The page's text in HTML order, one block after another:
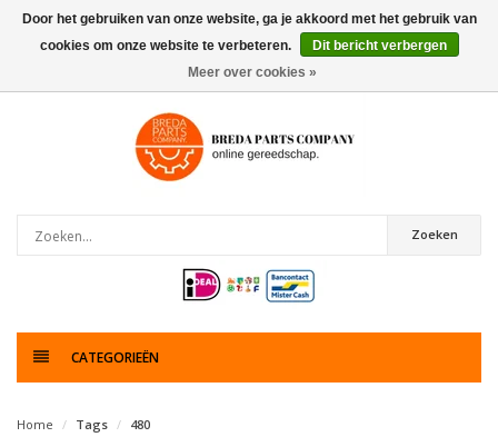
0artikelen
Zoeken
CATEGORIEËN
Home Tags 480
Door het gebruiken van onze website, ga je akkoord met het gebruik van
cookies om onze website te verbeteren.
Dit bericht verbergen
Meer over cookies »